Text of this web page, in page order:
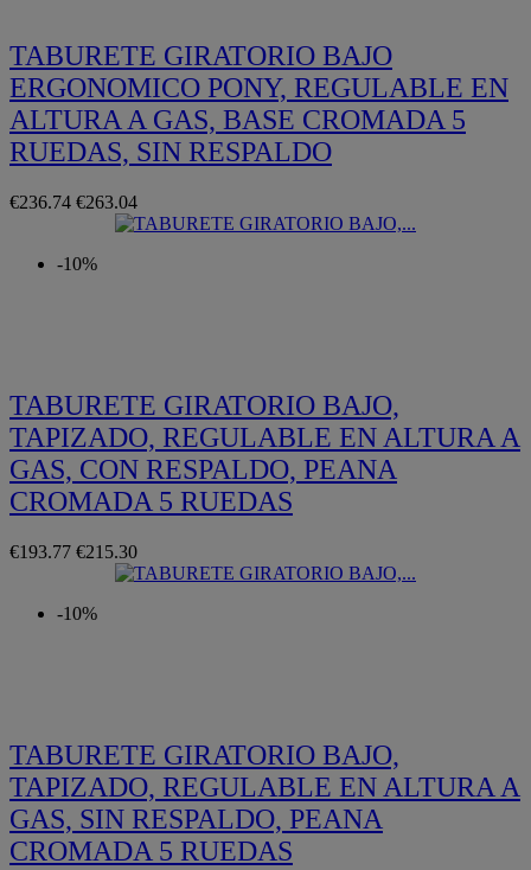
TABURETE GIRATORIO BAJO
ERGONOMICO PONY, REGULABLE EN
ALTURA A GAS, BASE CROMADA 5
RUEDAS, SIN RESPALDO
€236.74 €263.04
-10%
TABURETE GIRATORIO BAJO,
TAPIZADO, REGULABLE EN ALTURA A
GAS, CON RESPALDO, PEANA
CROMADA 5 RUEDAS
€193.77 €215.30
-10%
TABURETE GIRATORIO BAJO,
TAPIZADO, REGULABLE EN ALTURA A
GAS, SIN RESPALDO, PEANA
CROMADA 5 RUEDAS